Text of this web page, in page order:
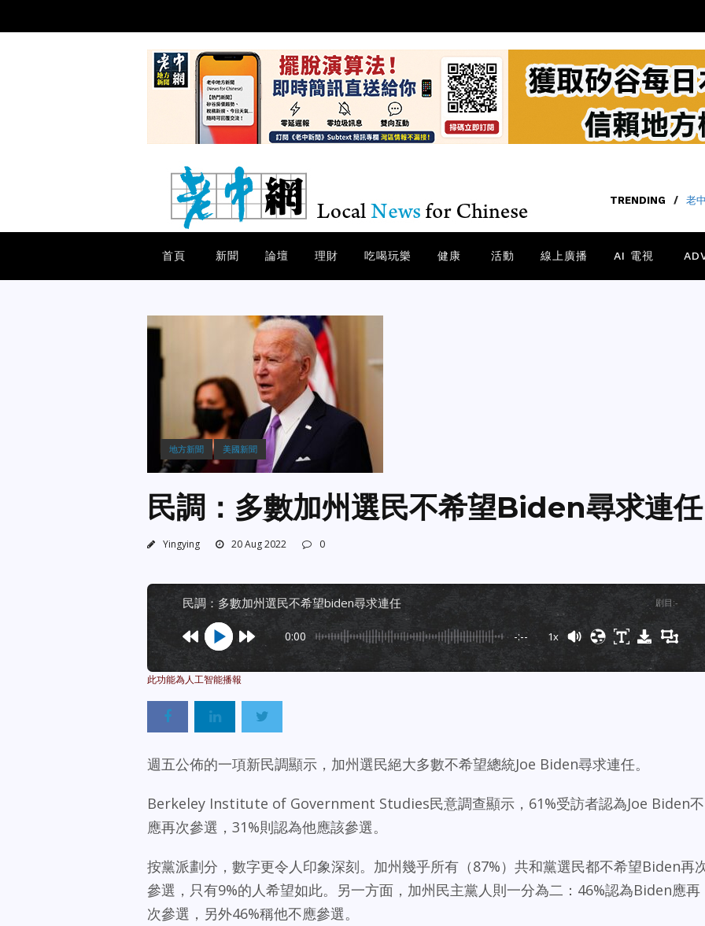
TRENDING / 老
首頁 新聞 論壇 理財 吃喝玩樂 健康 活動 線上廣播 AI 電視
地方新聞 美國新聞
民調：多數加州選民不希望Biden尋求連任
Yingying 20 Aug 2022 0
民調：多數加州選民不希望biden尋求連任 剧目 :-
0:00 -:-- 1x
Powered By
週五公佈的一項新民調顯示，加州選民絕大多數不希望總統Joe Biden尋求連任。
Berkeley Institute of Government Studies民意調查顯示，61%受訪者認為Joe Biden不
應再次參選，31%則認為他應該參選。
按黨派劃分，數字更令人印象深刻。加州幾乎所有（87%）共和黨選民都不希望Biden再
參選，只有9%的人希望如此。另一方面，加州民主黨人則一分為二：46%認為Biden應再
次參選，另外46%稱他不應參選。